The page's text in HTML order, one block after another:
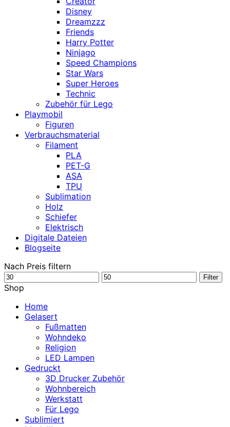
Disney
Dreamzzz
Friends
Harry Potter
Ninjago
Speed Champions
Star Wars
Super Heroes
Technic
Zubehör für Lego
Playmobil
Figuren
Verbrauchsmaterial
Filament
PLA
PET-G
ASA
TPU
Sublimation
Holz
Schiefer
Elektrisch
Digitale Dateien
Blogseite
Nach Preis filtern
Min.
Preis
Max.
Filter
Shop
Home
Gelasert
Fußmatten
Wohndeko
Religion
LED Lampen
Gedruckt
3D Drucker Zubehör
Wohnbereich
Werkstatt
Für Lego
Sublimiert